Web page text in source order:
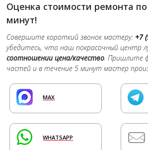
Оценка стоимости ремонта
минут!
Совершите короткий звонок мастеру: +7
убедитесь, что наш покрасочный центр
соотношении цена/качество. Пришлите
частей и в течение 5 минут мастер
MAX
WHATSAPP